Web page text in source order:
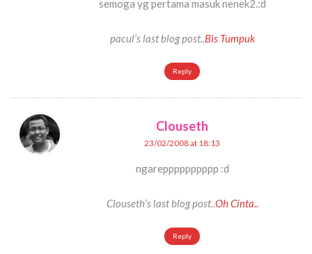
semoga yg pertama masuk nenek2.:d
pacul’s last blog post..Bis Tumpuk
Reply
Clouseth
23/02/2008 at 18:13
ngarepppppppppp :d
Clouseth’s last blog post..Oh Cinta..
Reply